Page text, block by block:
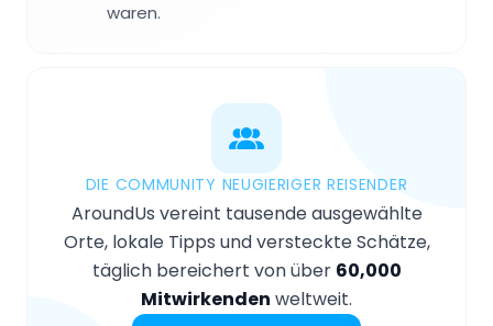
waren.
DIE COMMUNITY NEUGIERIGER REISENDER
AroundUs vereint tausende ausgewählte
Orte, lokale Tipps und versteckte Schätze,
täglich bereichert von über 60,000
Mitwirkenden weltweit.